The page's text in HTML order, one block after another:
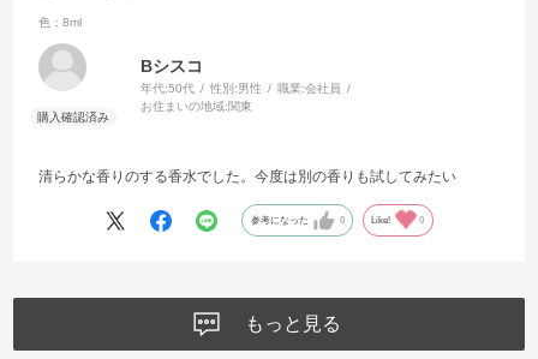
色：8ml
Bシスコ
年代:50代 性別:男性 職業:会社員
お住まいの地域:関東
清らかな香りのする香水でした。今度は別の香りも試してみたい
参考になった 0 Like! 0
もっと見る